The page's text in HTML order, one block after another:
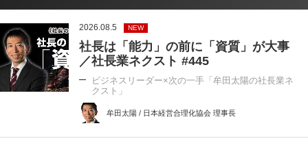
2026.08.5 NEW
社長は「能力」の前に「資質」が大事
／社長業ネクスト #445
ビジネスリーダー×次の一手「牟田太陽の社長業ネ
クスト」
牟田太陽 / 日本経営合理化協会 理事長